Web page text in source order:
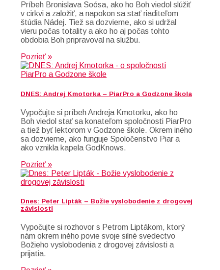
Príbeh Bronislava Soósa, ako ho Boh viedol slúžiť
v cirkvi a založiť, a napokon sa stať riaditeľom
štúdia Nádej. Tiež sa dozvieme, ako si udržal
vieru počas totality a ako ho aj počas tohto
obdobia Boh pripravoval na službu.
Pozrieť »
DNES: Andrej Kmotorka – PiarPro a Godzone škola
Vypočujte si príbeh Andreja Kmotorku, ako ho
Boh viedol stať sa konateľom spoločnosti PiarPro
a tiež byť lektorom v Godzone škole. Okrem iného
sa dozvieme, ako funguje Spoločenstvo Piar a
ako vznikla kapela GodKnows.
Pozrieť »
Dnes: Peter Lipták – Božie vyslobodenie z drogovej
závislosti
Vypočujte si rozhovor s Petrom Liptákom, ktorý
nám okrem iného povie svoje silné svedectvo
Božieho vyslobodenia z drogovej závislosti a
prijatia.